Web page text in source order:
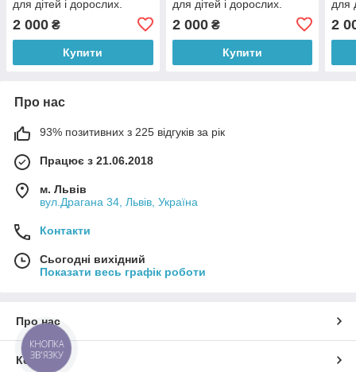
для дітей і дорослих.
гірці.
2 000 ₴
Купити
для дітей і дорослих.
гірці.
2 000₴
Купити
для
гірці.
2
Про нас
93% позитивних з 225 відгуків за рік
Працює з 21.06.2018
м. Львів
вул.Драгана 34, Львів, Україна
Контакти
Сьогодні вихідний
Показати весь графік роботи
Про нас
Контакти
КНОПКА
ЗВ'ЯЗКУ